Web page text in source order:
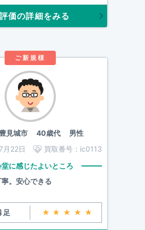
価の詳細をみる
ご新規様
見城市40歳代 男性
月22日
買取番号： ic0113
に感じたよいところ
。安心できる
足 ★★★★★